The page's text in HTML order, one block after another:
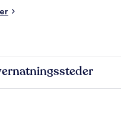
Resort Lara Antalya -